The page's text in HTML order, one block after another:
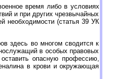
время либо в условиях
и при других чрезвычайных
необходимости (статья 39 УК
здесь во многом сводится к
в особых правовых
опасную профессию,
в крови и окружающая